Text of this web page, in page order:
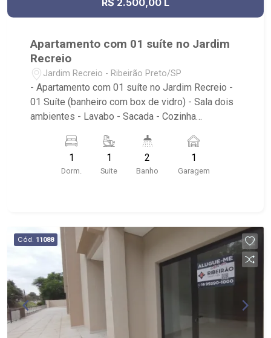
R$ 2.500,00 L
Apartamento com 01 suíte no Jardim
Recreio
Jardim Recreio - Ribeirão Preto/SP
- Apartamento com 01 suíte no Jardim Recreio -
01 Suíte (banheiro com box de vidro) - Sala dois
ambientes - Lavabo - Sacada - Cozinha
serviço - 01 banheiro - 1 Vaga de garagem
Próximo à Rodovia Bandeirantes, USP/HC, entre
outros comércios
1
Dorm.
1
Suite
2
Banho
1
Garagem
Cód. 11088